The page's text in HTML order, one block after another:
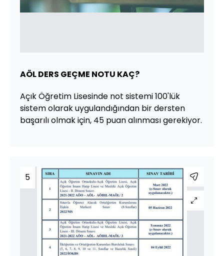
AÖL DERS GEÇME NOTU KAÇ?
Açık Öğretim Lisesinde not sistemi 100'lük
sistem olarak uygulandığından bir dersten
başarılı olmak için, 45 puan alınması gerekiyor.
5